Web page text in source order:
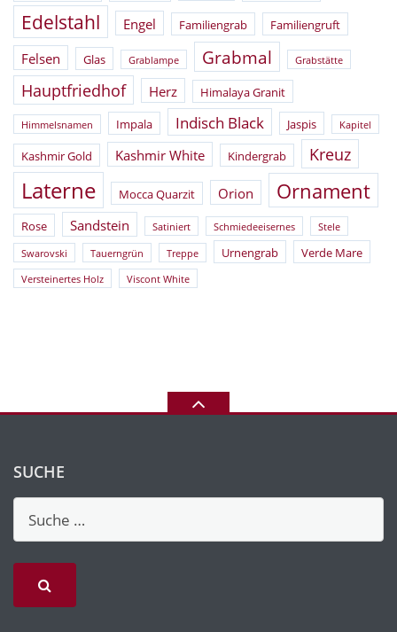
Edelstahl Engel Familiengrab Familiengruft
Felsen Glas Grablampe Grabmal Grabstätte
Hauptfriedhof Herz Himalaya Granit
Himmelsnamen Impala Indisch Black Jaspis Kapitel
Kashmir Gold Kashmir White Kindergrab Kreuz
Laterne Mocca Quarzit Orion Ornament
Rose Sandstein Satiniert Schmiedeeisernes Stele
Swarovski Tauerngrün Treppe Urnengrab Verde Mare
Versteinertes Holz Viscont White
SUCHE